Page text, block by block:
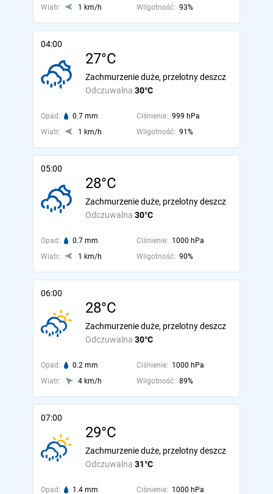
Wiatr:
1 km/h Wilgotność: 93%
04:00
27°C
Odczuwalna 30°C
Zachmurzenie duże, przelotny deszcz
Opad: 0.7 mm Ciśnienie: 999 hPa
Wiatr:
1 km/h Wilgotność: 91%
05:00
28°C
Odczuwalna 30°C
Zachmurzenie duże, przelotny deszcz
Opad: 0.7 mm Ciśnienie: 1000 hPa
Wiatr:
1 km/h Wilgotność: 90%
06:00
28°C
Odczuwalna 30°C
Zachmurzenie duże, przelotny deszcz
Opad: 0.2 mm Ciśnienie: 1000 hPa
Wiatr:
4 km/h Wilgotność: 89%
07:00
29°C
Odczuwalna 31°C
Zachmurzenie duże, przelotny deszcz
Opad: 1.4 mm Ciśnienie: 1000 hPa